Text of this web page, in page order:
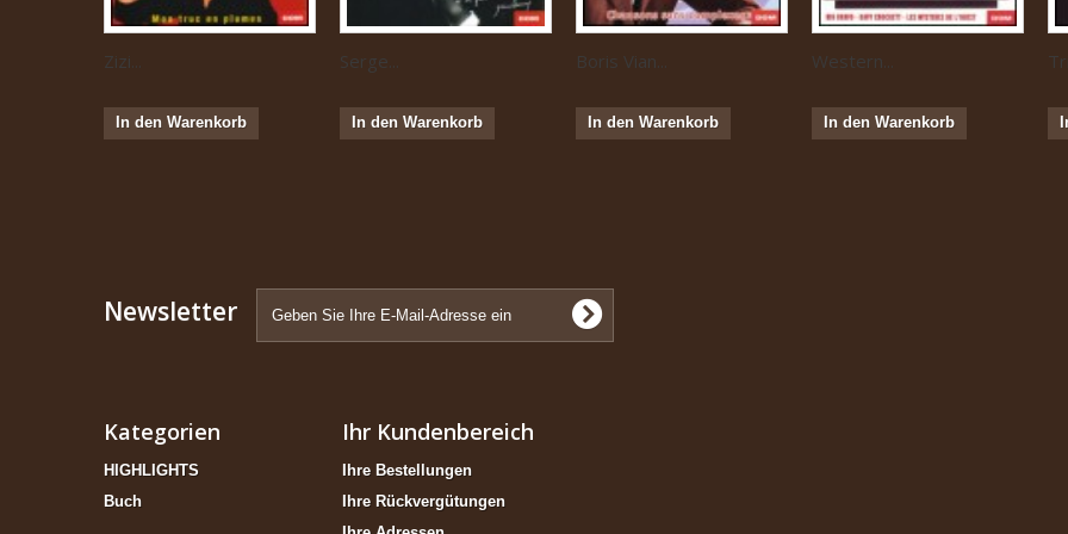
Zizi...
In den Warenkorb
Serge...
In den Warenkorb
Boris Vian...
In den Warenkorb
Western...
In den Warenkorb
Newsletter
Kategorien
HIGHLIGHTS
Buch
Ihr Kundenbereich
Ihre Bestellungen
Ihre Rückvergütungen